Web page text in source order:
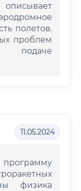
полетов.
проблем
подаче
11.05.2024
физика